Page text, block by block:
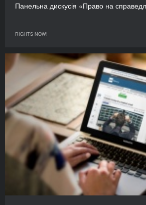
Панельна дискусія «Право на
RIGHTS NOW!